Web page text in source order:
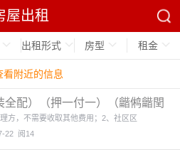
屋出租
出租形式 房型 租金
看附近的信息
全配）（押一付一）（龤鸺龤閏
方，不需要收取其他费用；2、社区区
22 阅14